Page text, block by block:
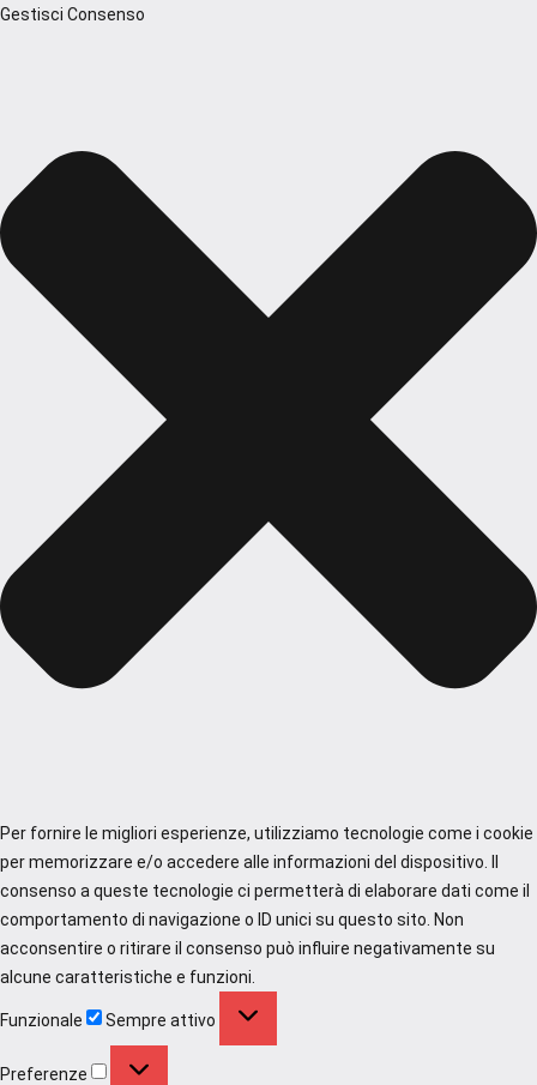
Gestisci Consenso
Per fornire le migliori esperienze, utilizziamo tecnologie come i cookie
per memorizzare e/o accedere alle informazioni del dispositivo. Il
consenso a queste tecnologie ci permetterà di elaborare dati come il
comportamento di navigazione o ID unici su questo sito. Non
acconsentire o ritirare il consenso può influire negativamente su
alcune caratteristiche e funzioni.
Funzionale Sempre attivo
Preferenze